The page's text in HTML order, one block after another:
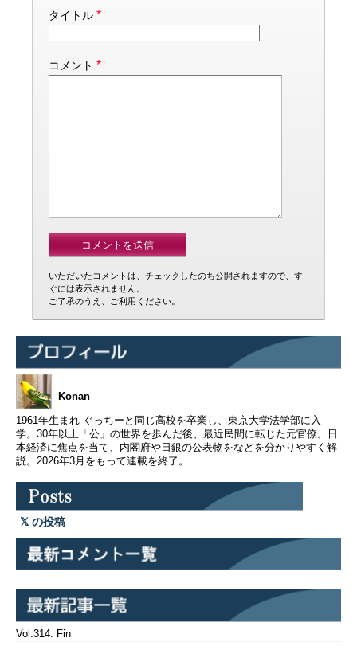
タイトル *
コメント *
いただいたコメントは、チェックしたのち公開されますので、す
ぐには表示されません。
ご了承のうえ、ご利用ください。
Konan
1961年生まれ ぐっちーと同じ高校を卒業し、東京大学法学部に入
学。30年以上「公」の世界を歩んだ後、最近民間に転じた元官僚。日
本経済に焦点を当て、内閣府や日銀の公表物をなどを分かりやすく解
説。2026年3月をもって連載を終了。
の投稿
Vol.314: Fin